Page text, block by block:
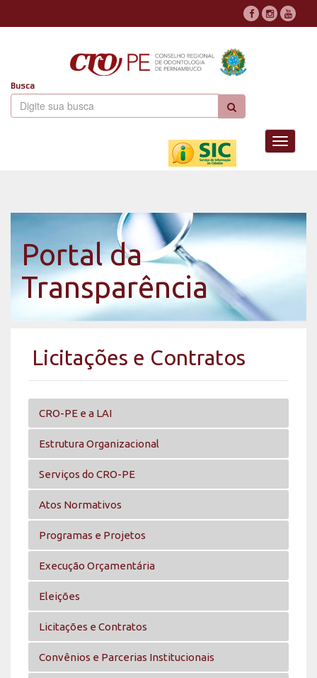
Busca
Toggle
Portal da
Transparência
Licitações e Contratos
CRO-PE e a LAI
Estrutura Organizacional
Serviços do CRO-PE
Atos Normativos
Programas e Projetos
Execução Orçamentária
Eleições
Licitações e Contratos
Convênios e Parcerias Institucionais